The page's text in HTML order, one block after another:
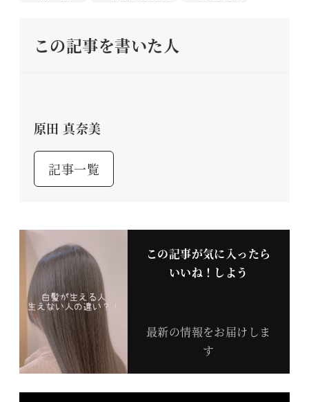
この記事を書いた人
原田 真奈美
記事一覧
この記事が気に入ったら
いいね！しよう
最新の情報をお届けしま
す